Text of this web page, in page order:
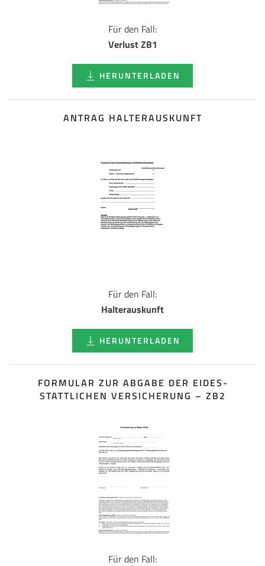
Für den Fall:
Verlust ZB1
HERUNTERLADEN
ANTRAG HALTERAUSKUNFT
Für den Fall:
Halterauskunft
HERUNTERLADEN
FORMULAR ZUR ABGABE DER EIDES­
STATTLICHEN VERSICHERUNG – ZB2
Für den Fall: